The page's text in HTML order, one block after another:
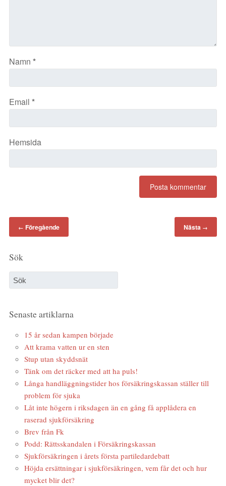
Namn *
Email *
Hemsida
← Föregående Nästa →
Sök
Senaste artiklarna
15 år sedan kampen började
Att krama vatten ur en sten
Stup utan skyddsnät
Tänk om det räcker med att ha puls!
Långa handläggningstider hos försäkringskassan ställer till
problem för sjuka
Låt inte högern i riksdagen än en gång få applådera en
raserad sjukförsäkring
Brev från Fk
Podd: Rättsskandalen i Försäkringskassan
Sjukförsäkringen i årets första partiledardebatt
Höjda ersättningar i sjukförsäkringen, vem får det och hur
mycket blir det?